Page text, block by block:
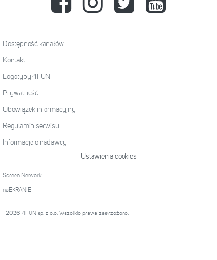
Dostępność kanałów
Kontakt
Logotypy 4FUN
Prywatność
Obowiązek informacyjny
Regulamin serwisu
Informacje o nadawcy
Ustawienia cookies
Screen Network
naEKRANIE
2026 4FUN sp. z o.o. Wszelkie prawa zastrzeżone.